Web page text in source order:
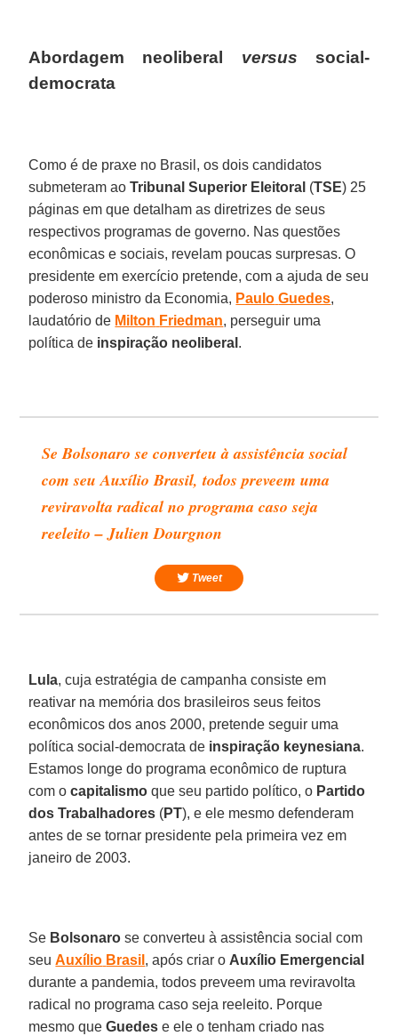
Abordagem neoliberal versus social-
democrata
Como é de praxe no Brasil, os dois candidatos
submeteram aoTribunal Superior Eleitoral (TSE) 25
páginas em que detalham as diretrizes de seus
respectivos programas de governo. Nas questões
econômicas e sociais, revelam poucas surpresas. O
presidente em exercício pretende, com a ajuda de seu
poderoso ministro da Economia, Paulo Guedes,
laudatório de Milton Friedman, perseguir uma
política de inspiração neoliberal .
Se Bolsonaro se converteu à assistência social
com seu Auxílio Brasil, todos preveem uma
reviravolta radical no programa caso seja
reeleito – Julien Dourgnon
Tweet
Lula, cuja estratégia de campanha consiste em
reativar na memória dos brasileiros seus feitos
econômicos dos anos 2000, pretende seguir uma
política social-democrata de inspiração keynesiana.
Estamos longe do programa econômico de ruptura
com ocapitalismo que seu partido político, o Partido
dos Trabalhadores (PT), e ele mesmo defenderam
antes de se tornar presidente pela primeira vez em
janeiro de 2003.
Se Bolsonaro se converteu à assistência social com
seuAuxílio Brasil , após criar o Auxílio Emergencial
durante a pandemia, todos preveem uma reviravolta
radical no programa caso seja reeleito. Porque
mesmo queGuedes e ele o tenham criado nas